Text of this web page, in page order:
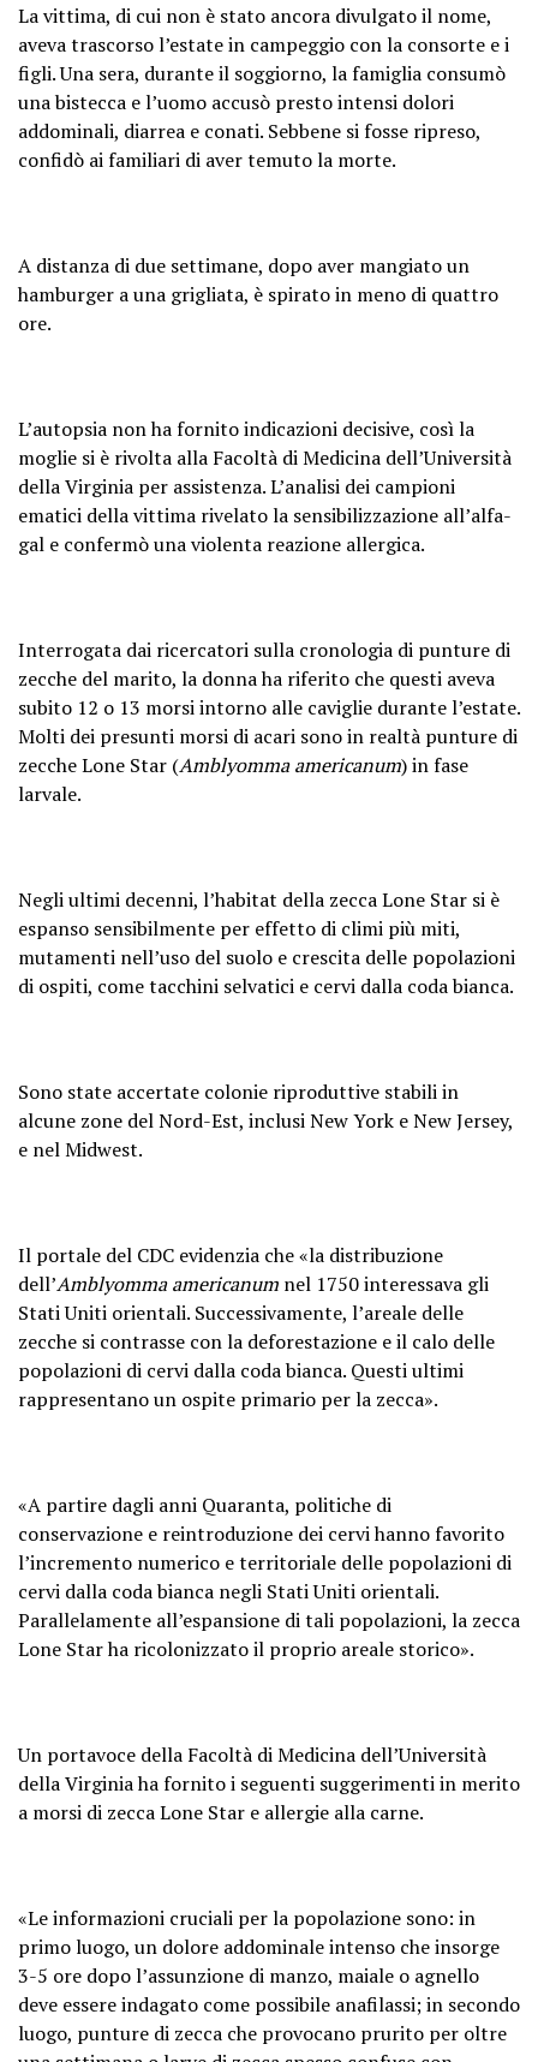
La vittima, di cui non è stato ancora divulgato il nome,
aveva trascorso l’estate in campeggio con la consorte e i
figli. Una sera, durante il soggiorno, la famiglia consumò
una bistecca e l’uomo accusò presto intensi dolori
addominali, diarrea e conati. Sebbene si fosse ripreso,
confidò ai familiari di aver temuto la morte.
A distanza di due settimane, dopo aver mangiato un
hamburger a una grigliata, è spirato in meno di quattro
ore.
L’autopsia non ha fornito indicazioni decisive, così la
moglie si è rivolta alla Facoltà di Medicina dell’Università
della Virginia per assistenza. L’analisi dei campioni
ematici della vittima rivelato la sensibilizzazione all’alfa-
gal e confermò una violenta reazione allergica.
Interrogata dai ricercatori sulla cronologia di punture di
zecche del marito, la donna ha riferito che questi aveva
subito 12 o 13 morsi intorno alle caviglie durante l’estate.
Molti dei presunti morsi di acari sono in realtà punture di
zecche Lone Star (Amblyomma americanum) in fase
larvale.
Negli ultimi decenni, l’habitat della zecca Lone Star si è
espanso sensibilmente per effetto di climi più miti,
mutamenti nell’uso del suolo e crescita delle popolazioni
di ospiti, come tacchini selvatici e cervi dalla coda bianca.
Sono state accertate colonie riproduttive stabili in
alcune zone del Nord-Est, inclusi New York e New Jersey,
e nel Midwest.
Il portale del CDC evidenzia che «la distribuzione
dell’Amblyomma americanum nel 1750 interessava gli
Stati Uniti orientali. Successivamente, l’areale delle
zecche si contrasse con la deforestazione e il calo delle
popolazioni di cervi dalla coda bianca. Questi ultimi
rappresentano un ospite primario per la zecca».
«A partire dagli anni Quaranta, politiche di
conservazione e reintroduzione dei cervi hanno favorito
l’incremento numerico e territoriale delle popolazioni di
cervi dalla coda bianca negli Stati Uniti orientali.
Parallelamente all’espansione di tali popolazioni, la zecca
Lone Star ha ricolonizzato il proprio areale storico».
Un portavoce della Facoltà di Medicina dell’Università
della Virginia ha fornito i seguenti suggerimenti in merito
a morsi di zecca Lone Star e allergie alla carne.
«Le informazioni cruciali per la popolazione sono: in
primo luogo, un dolore addominale intenso che insorge
3-5 ore dopo l’assunzione di manzo, maiale o agnello
deve essere indagato come possibile anafilassi; in secondo
luogo, punture di zecca che provocano prurito per oltre